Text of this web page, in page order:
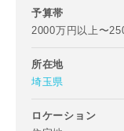
予算帯
2000万円以上〜
所在地
埼玉県
ロケーション
市区町村
町名